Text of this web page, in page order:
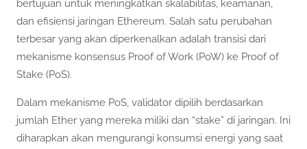
bertujuan untuk meningkatkan skalabilitas, keamanan,
dan efisiensi jaringan Ethereum. Salah satu perubahan
terbesar yang akan diperkenalkan adalah transisi dari
mekanisme konsensus Proof of Work (PoW) ke Proof of
Stake (PoS).
Dalam mekanisme PoS, validator dipilih berdasarkan
jumlah Ether yang mereka miliki dan “stake” di jaringan. Ini
diharapkan akan mengurangi konsumsi energi yang saat